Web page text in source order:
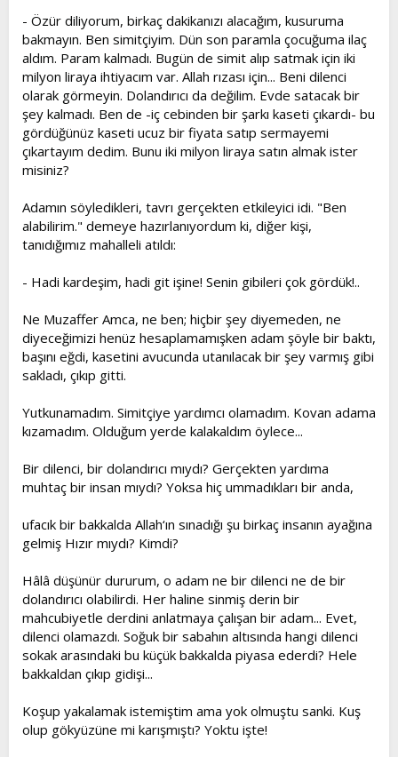
- Özür diliyorum, birkaç dakikanızı alacağım, kusuruma
bakmayın. Ben simitçiyim. Dün son paramla çocuğuma ilaç
aldım. Param kalmadı. Bugün de simit alıp satmak için iki
milyon liraya ihtiyacım var. Allah rızası için... Beni dilenci
olarak görmeyin. Dolandırıcı da değilim. Evde satacak bir
şey kalmadı. Ben de -iç cebinden bir şarkı kaseti çıkardı- bu
gördüğünüz kaseti ucuz bir fiyata satıp sermayemi
çıkartayım dedim. Bunu iki milyon liraya satın almak ister
misiniz?
Adamın söyledikleri, tavrı gerçekten etkileyici idi. "Ben
alabilirim." demeye hazırlanıyordum ki, diğer kişi,
tanıdığımız mahalleli atıldı:
- Hadi kardeşim, hadi git işine! Senin gibileri çok gördük!..
Ne Muzaffer Amca, ne ben; hiçbir şey diyemeden, ne
diyeceğimizi henüz hesaplamamışken adam şöyle bir baktı,
başını eğdi, kasetini avucunda utanılacak bir şey varmış gibi
sakladı, çıkıp gitti.
Yutkunamadım. Simitçiye yardımcı olamadım. Kovan adama
kızamadım. Olduğum yerde kalakaldım öylece...
Bir dilenci, bir dolandırıcı mıydı? Gerçekten yardıma
muhtaç bir insan mıydı? Yoksa hiç ummadıkları bir anda,
ufacık bir bakkalda Allah‘ın sınadığı şu birkaç insanın ayağına
gelmiş Hızır mıydı? Kimdi?
Hâlâ düşünür dururum, o adam ne bir dilenci ne de bir
dolandırıcı olabilirdi. Her haline sinmiş derin bir
mahcubiyetle derdini anlatmaya çalışan bir adam... Evet,
dilenci olamazdı. Soğuk bir sabahın altısında hangi dilenci
sokak arasındaki bu küçük bakkalda piyasa ederdi? Hele
bakkaldan çıkıp gidişi...
Koşup yakalamak istemiştim ama yok olmuştu sanki. Kuş
olup gökyüzüne mi karışmıştı? Yoktu işte!